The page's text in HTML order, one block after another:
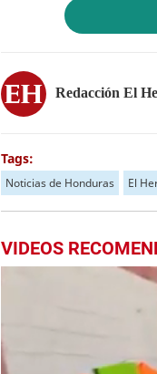
Redacción El
Tags:
Noticias de Honduras El
VIDEOS